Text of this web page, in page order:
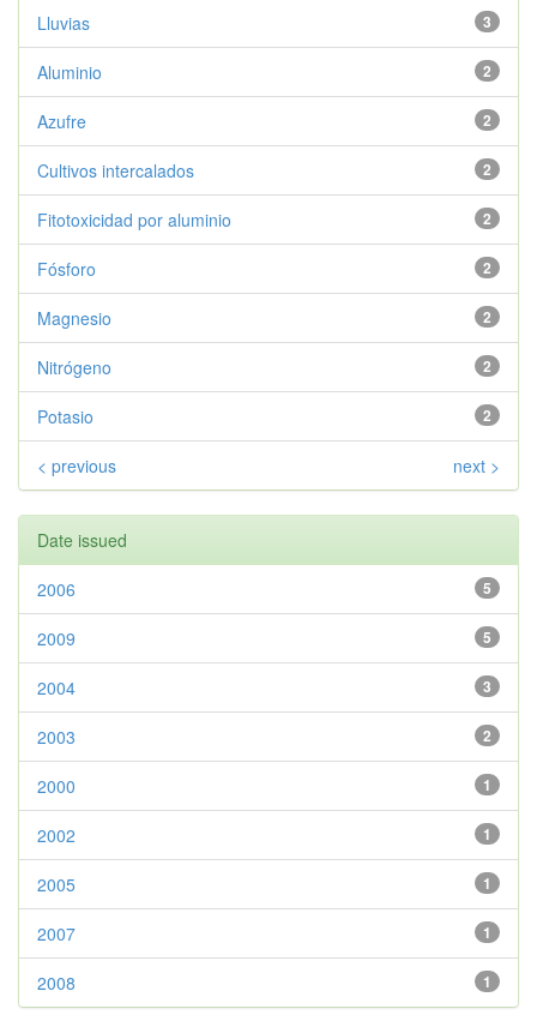
3
Lluvias
2
Aluminio
2
Azufre
2
Cultivos intercalados
2
Fitotoxicidad por aluminio
2
Fósforo
2
Magnesio
2
Nitrógeno
2
Potasio
< previous next >
Date issued
5
2006
5
2009
3
2004
2
2003
1
2000
1
2002
1
2005
1
2007
1
2008